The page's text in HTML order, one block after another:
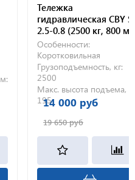
Тележка
гидравлическая CBY SD
2.5-0.8 (2500 кг, 800 мм,
полиуретановые
колеса)
Особенности:
Коротковильная
Грузоподъемность, кг:
2500
Макс. высота подъема, мм:
19514 000 руб
19 650 руб